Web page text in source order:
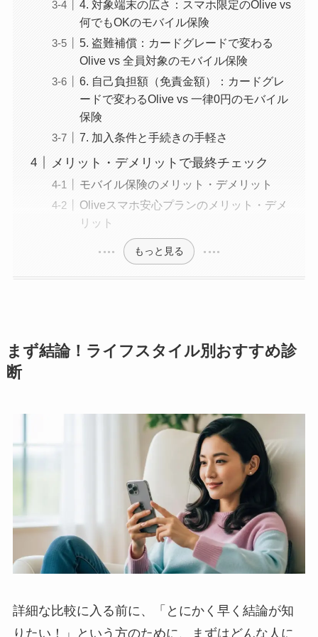
4. 対象端末の広さ：スマホ限定のOlive vs
何でもOKのモバイル保険
5. 盗難補償：カードグレードで変わる
Olive vs 全員対象のモバイル保険
6. 自己負担額（免責金額）：カードグレ
ードで変わるOlive vs 一律0円のモバイル
保険
7. 加入条件と手続きの手軽さ
メリット・デメリットで最終チェック
モバイル保険のメリット・デメリット
Oliveスマホ安心プランのメリット・デメ
リット
もっと見る
まず結論！ライフスタイル別おすすめ診
断
詳細な比較に入る前に、「とにかく早く結論が知
りたい！」という方のために、まずはどんな人に